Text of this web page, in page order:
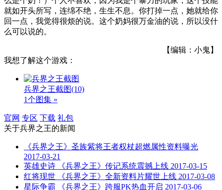
就如开头所写，连绵不绝，生生不息。你打掉一点，她就给你
回一点，我觉得很烦的说。这个奶妈很万金油的说，所以没什
么可以说的。
【编辑：小鬼】
我想了解这个游戏：
兵界之王截图(10)
1个图集 »
官网 专区 下载 礼包
关于兵界之王的新闻
《兵界之王》圣族紫将王者权杖超燃属性资料曝光
2017-03-21
英雄史诗 《兵界之王》传记系统震撼上线 2017-03-15
红将现世 《兵界之王》全新资料片耀世上线 2017-03-08
星际争霸 《兵界之王》跨服PK热血开启 2017-03-06